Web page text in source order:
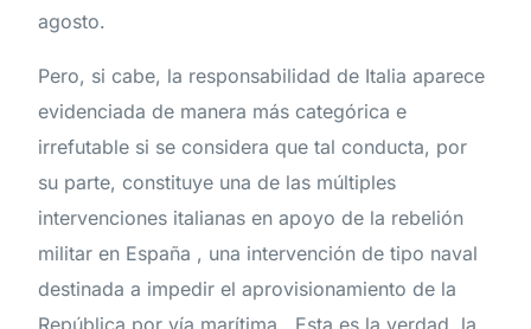
agosto.
Pero, si cabe, la responsabilidad de Italia aparece
evidenciada de manera más categórica e
irrefutable si se considera que tal conducta, por
su parte, constituye una de las múltiples
intervenciones italianas en apoyo de la rebelión
militar en España , una intervención de tipo naval
destinada a impedir el aprovisionamiento de la